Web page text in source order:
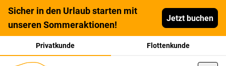
Sicher in den Urlaub starten mit
unseren Sommeraktionen!
Jetzt buchen
Privatkunde Flottenkunde